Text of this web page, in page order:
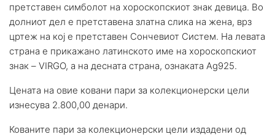
претставен симболот на хороскопскиот знак девица. Во
долниот дел е претставена златна слика на жена, врз
цртеж на кој е претставен Сончевиот Систем. На левата
страна е прикажано латинското име на хороскопскиот
знак – VIRGO, а на десната страна, ознаката Ag925.
Цената на овие ковани пари за колекционерски цели
изнесува 2.800,00 денари.
Кованите пари за колекционерски цели издадени од